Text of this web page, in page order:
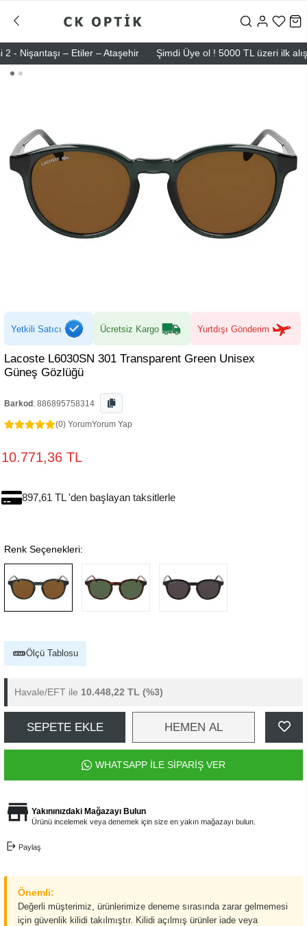
– Etiler – Ataşehir Şimdi Üye ol ! 5000 TL üzeri ilk
Yetkili Satıcı Ücretsiz Kargo Yurtdışı Gönderim
Lacoste L6030SN 301 Transparent Green Unisex
Güneş Gözlüğü
Barkod : 886895758314
(0) YorumYorum Yap
10.771,36 TL
897,61 TL 'den başlayan taksitlerle
Renk Seçenekleri:
Ölçü Tablosu
Havale/EFT ile 10.448,22 TL (%3)
SEPETE EKLE HEMEN AL
WHATSAPP İLE SİPARİŞ VER
Yakınınızdaki Mağazayı Bulun
Ürünü incelemek veya denemek için size en yakın mağazayı bulun.
Paylaş
Önemli:
Değerli müşterimiz, ürünlerimize deneme sırasında zarar gelmemesi
için güvenlik kilidi takılmıştır. Kilidi açılmış ürünler iade veya